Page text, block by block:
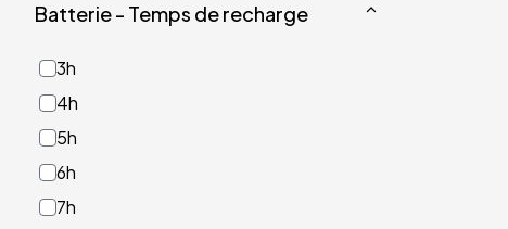
Batterie - Temps de recharge
3h
4h
5h
6h
7h